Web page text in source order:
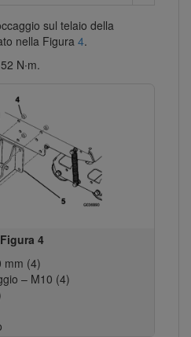
sul telaio della
nella Figura 4.
N∙m.
Figura 4
mm (4)
– M10 (4)